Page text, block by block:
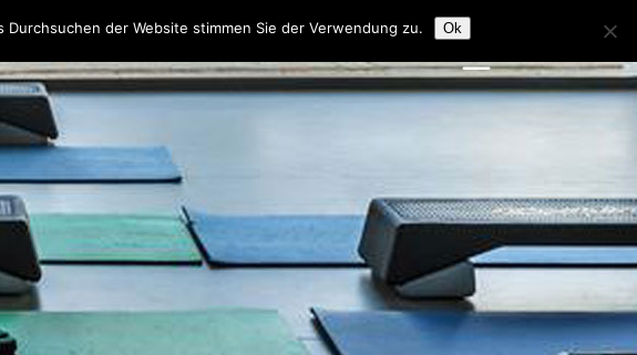
der Website stimmen Sie der Verwendung zu. Ok